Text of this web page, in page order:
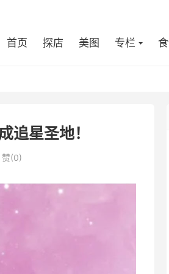
首页 探店 美图 专栏
追星圣地！
赞(0)